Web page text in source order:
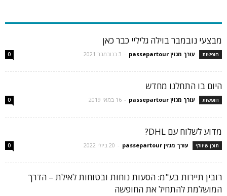
מבצעי נובמבר בוילה גליליי כבר כאן
חופשות עורך מגזין passepartour - 3 בנובמבר 2021 0
היום בו התחלנו מחדש
חופשות עורך מגזין passepartour - 16 במאי 2019 0
מדוע לשלוח עם DHL?
תוכן שיווקי עורך מגזין passepartour - 20 ביולי 2022 0
רובין תיירות בע"מ: הסעות נוחות ובטוחות לאילת – הדרך
המושלמת להתחיל את החופשה